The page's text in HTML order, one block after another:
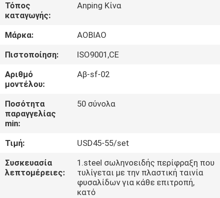
ΓΎΡΟΣ
ΕΡΓΟΣΤΑΣΊΩΝ
ΠΟΙΟΤΙΚΌΣ
ΈΛΕΓΧΟΣ
ΜΑΣ
ΣΕ
ΕΠΑΦΉ
Τόπος
καταγωγής:
Anping Κίνα
Μάρκα:
AOBIAO
Πιστοποίηση:
ISO9001,CE
Αριθμό
μοντέλου:
Αβ-sf-02
Ποσότητα
παραγγελίας
min:
50 σύνολα
Τιμή:
USD45-55/set
Συσκευασία
λεπτομέρειες:
1.steel σωληνοειδής περίφραξη που
τυλίγεται με την πλαστική ταινία
φυσαλίδων για κάθε επιτροπή,
κατό